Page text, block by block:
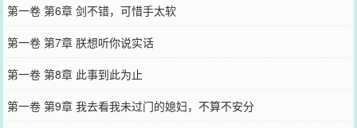
第一卷 第6章 剑不错，可惜手太软
第一卷 第7章 朕想听你说实话
第一卷 第8章 此事到此为止
第一卷 第9章 我去看我未过门的媳妇，不算不安分